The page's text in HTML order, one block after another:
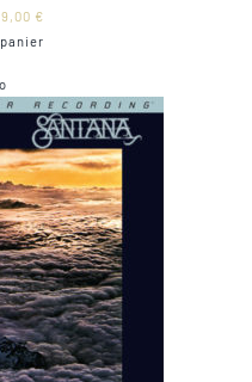
:
€.
€
59,00 €.
Produit
en
promotion